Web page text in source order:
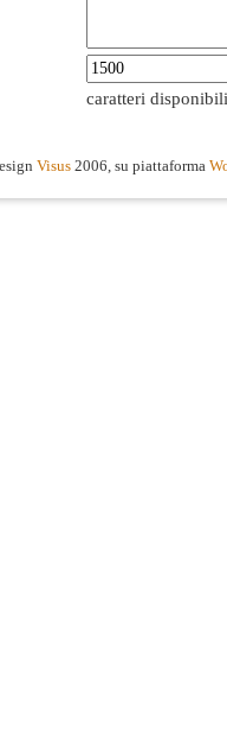
caratteri disponibili
Visus 2006, su piattaforma